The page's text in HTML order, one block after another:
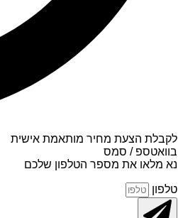
לקבלת הצעת מחיר מותאמת אישית
בוואטספ / סמס
נא מלאו את מספר הטלפון שלכם
טלפון